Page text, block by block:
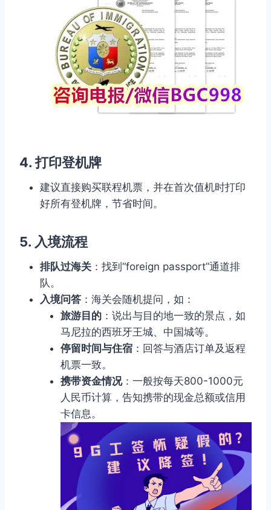
4. 打印登机牌
建议直接购买联程机票，并在首次值机时打印
好所有登机牌，节省时间。
5. 入境流程
排队过海关 ：找到“foreign passport”通道排
队。
入境问答 ：海关会随机提问，如：
旅游目的 ：说出与目的地一致的景点，如
马尼拉的西班牙王城、中国城等。
停留时间与住宿 ：回答与酒店订单及返程
机票一致。
携带资金情况：一般按每天800-1000元
人民币计算，告知携带的现金总额或信用
卡信息。